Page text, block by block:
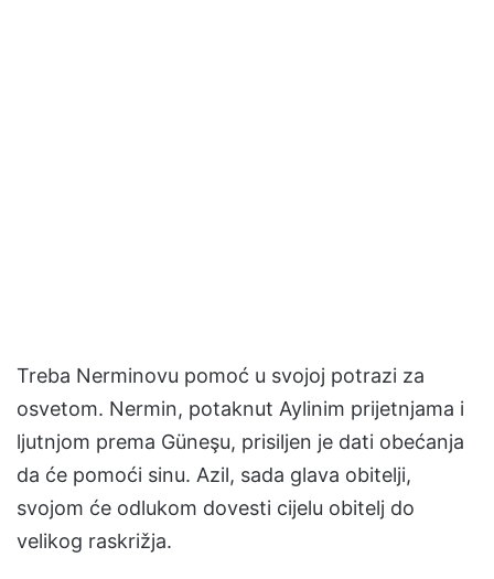
Treba Nerminovu pomoć u svojoj potrazi za
osvetom. Nermin, potaknut Aylinim prijetnjama i
ljutnjom prema Güneşu, prisiljen je dati obećanja
da će pomoći sinu. Azil, sada glava obitelji,
svojom će odlukom dovesti cijelu obitelj do
velikog raskrižja.